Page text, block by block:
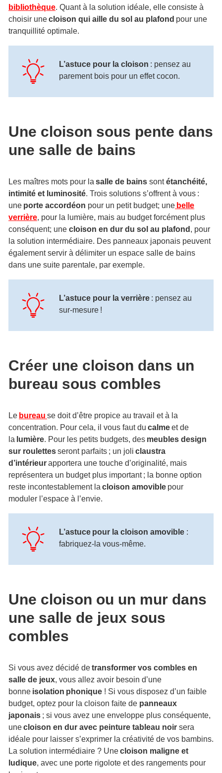
bibliothèque. Quant à la solution idéale, elle consiste à
choisir unecloison qui aille du sol au plafond pour une
tranquillité optimale.
L’astuce pour la cloison : pensez au
parement bois pour un effet cocon.
Une cloison sous pente dans
une salle de bains
Les maîtres mots pour la salle de bains sontétanchéité,
intimité et luminosité. Trois solutions s’offrent à vous :
une porte accordéon pour un petit budget; une belle
verrière, pour la lumière, mais au budget forcément plus
conséquent; une cloison en dur du sol au plafond , pour
la solution intermédiaire. Des panneaux japonais peuvent
également servir à délimiter un espace salle de bains
dans une suite parentale, par exemple.
L’astuce pour la verrière : pensez au
sur-mesure !
Créer une cloison dans un
bureau sous combles
Le bureau se doit d’être propice au travail et à la
concentration. Pour cela, il vous faut du calmeet de
la lumière. Pour les petits budgets, des meubles design
sur roulettesseront parfaits ; un joli claustra
d’intérieurapportera une touche d’originalité, mais
représentera un budget plus important ; la bonne option
reste incontestablement la cloison amovible pour
moduler l’espace à l’envie.
L’astuce pour la cloison amovible :
fabriquez-la vous-même.
Une cloison ou un mur dans
une salle de jeux sous
combles
Si vous avez décidé detransformer vos combles en
salle de jeux, vous allez avoir besoin d’une
bonne isolation phonique ! Si vous disposez d’un faible
budget, optez pour la cloison faite de panneaux
japonais ; si vous avez une enveloppe plus conséquente,
unecloison en dur avec peinture tableau noir sera
idéale pour laisser s’exprimer la créativité de vos bambins.
La solution intermédiaire ? Unecloison maligne et
ludique, avec une porte rigolote et des rangements pour